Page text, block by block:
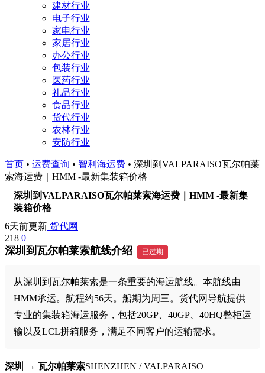
建材行业
电子行业
家电行业
家居行业
办公行业
包装行业
医药行业
礼品行业
食品行业
货代行业
农林行业
安防行业
首页 • 运费查询 • 智利海运费 • 深圳到VALPARAISO瓦尔帕莱
索海运费｜HMM -最新集装箱价格
深圳到VALPARAISO瓦尔帕莱索海运费｜HMM -最新集
装箱价格
6天前更新 货代网
218 0
深圳到瓦尔帕莱索航线介绍 已过期
从深圳到瓦尔帕莱索是一条重要的海运航线。本航线由
HMM承运。航程约56天。船期为周三。货代网导航提供
专业的集装箱海运服务，包括20GP、40GP、40HQ整柜运
输以及LCL拼箱服务，满足不同客户的运输需求。
深圳 → 瓦尔帕莱索SHENZHEN / VALPARAISO